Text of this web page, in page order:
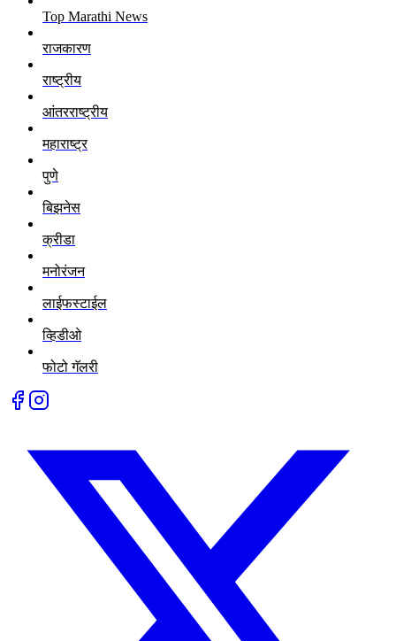
Top Marathi News
राजकारण
राष्ट्रीय
आंतरराष्ट्रीय
महाराष्ट्र
पुणे
बिझनेस
क्रीडा
मनोरंजन
लाईफस्टाईल
व्हिडीओ
फोटो गॅलरी